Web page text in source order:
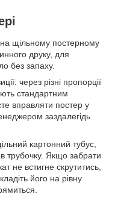
на щільному постерному
друку, для
без запаху.
через різні пропорції
стандартним
вправляти постер у
заздалегідь
картонний тубус,
трубочку. Якщо забрати
не встигне скрутитись,
його на рівну